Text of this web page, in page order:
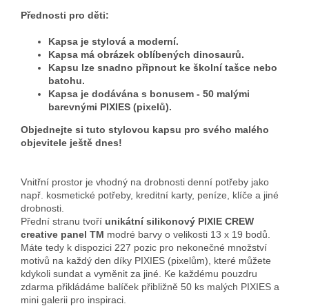
Přednosti pro děti:
Kapsa je stylová a moderní.
Kapsa má obrázek oblíbených dinosaurů.
Kapsu lze snadno připnout ke školní tašce nebo
batohu.
Kapsa je dodávána s bonusem - 50 malými
barevnými PIXIES (pixelů).
Objednejte si tuto stylovou kapsu pro svého malého
objevitele ještě dnes!
Vnitřní prostor je vhodný na drobnosti denní potřeby jako
např. kosmetické potřeby, kreditní karty, peníze, klíče a jiné
drobnosti.
Přední stranu tvoří unikátní silikonový PIXIE CREW
creative panel TM modré barvy o velikosti 13 x 19 bodů.
Máte tedy k dispozici 227 pozic pro nekonečné množství
motivů na každý den díky PIXIES (pixelům), které můžete
kdykoli sundat a vyměnit za jiné. Ke každému pouzdru
zdarma přikládáme balíček přibližně 50 ks malých PIXIES a
mini galerii pro inspiraci.